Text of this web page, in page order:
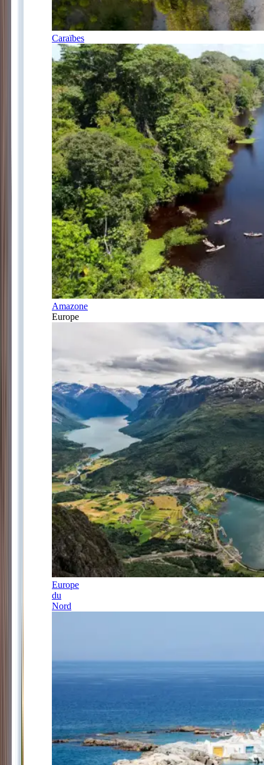
Caraïbes
Amazone
Europe
Europe
du
Nord